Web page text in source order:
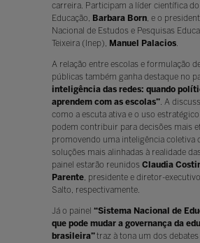
carreira. Participam a líder científica do
Educação, Barbara Born, e o
Nacional de Estudos e Pesquisas
Teixeira (Inep), Manuel Palacios.
A relação entre escolas e formulação
públicas também ganha destaque no
inteligência das redes: quando
aprendem com as escolas”. A
como a escuta ativa e o uso
podem contribuir para decisões mais
promovendo uma inteligência coletiva
soluções mais alinhadas à realidade
painel estarão reunidos Claudia
Parente, presidente e diretor-
Salto, respectivamente.
Já o painel “Sistema Nacional de
que pode mudar a governança da
brasileira”traz à tona um dos